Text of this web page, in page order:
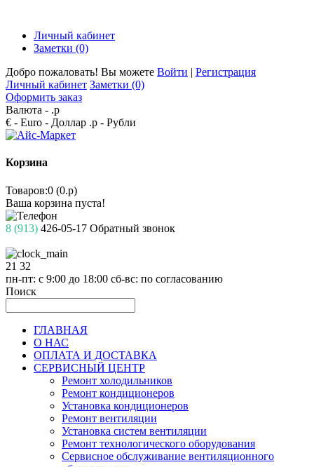
Личный кабинет
Заметки (0)
Добро пожаловать! Вы можете Войти | Регистрация
Личный кабинет Заметки (0)
Оформить заказ
Валюта - .р
€ - Euro - Доллар .р - Рубли
Корзина
Товаров:0 (0.р)
Ваша корзина пуста!
8 (913) 426-05-17 Обратный звонок
21 32
пн-пт: с 9:00 до 18:00 сб-вс: по согласованию
Поиск
ГЛАВНАЯ
О НАС
ОПЛАТА И ДОСТАВКА
СЕРВИСНЫЙ ЦЕНТР
Ремонт холодильников
Ремонт кондиционеров
Установка кондиционеров
Ремонт вентиляции
Установка систем вентиляции
Ремонт технологического оборудования
Cервисное обслуживание вентиляционного